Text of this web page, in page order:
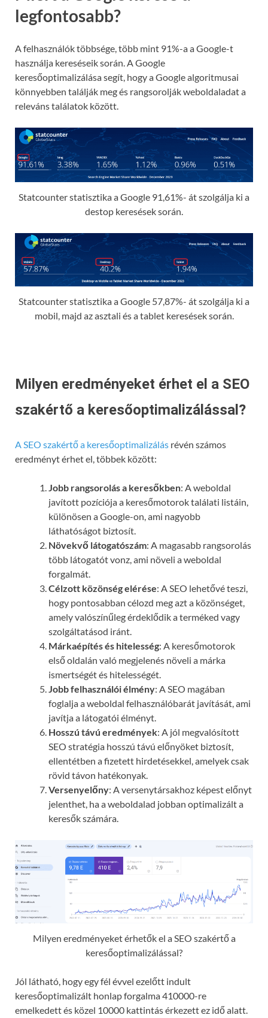
legfontosabb?
A felhasználók többsége, több mint 91%-a a Google-t
használja kereséseik során. A Google
keresőoptimalizálása segít, hogy a Google algoritmusai
könnyebben találják meg és rangsorolják weboldaladat a
releváns találatok között.
Statcounter statisztika a Google 91,61%- át szolgálja ki a
destop keresések során.
Statcounter statisztika a Google 57,87%- át szolgálja ki a
mobil, majd az asztali és a tablet keresések során.
Milyen eredményeket érhet el a SEO
szakértő a keresőoptimalizálással?
A SEO szakértő a keresőoptimalizálás révén számos
eredményt érhet el, többek között:
Jobb rangsorolás a keresőkben: A weboldal
javított pozíciója a keresőmotorok találati listáin,
különösen a Google-on, ami nagyobb
láthatóságot biztosít.
Növekvő látogatószám: A magasabb rangsorolás
több látogatót vonz, ami növeli a weboldal
forgalmát.
Célzott közönség elérése: A SEO lehetővé teszi,
hogy pontosabban célozd meg azt a közönséget,
amely valószínűleg érdeklődik a terméked vagy
szolgáltatásod iránt.
Márkaépítés és hitelesség: A keresőmotorok
első oldalán való megjelenés növeli a márka
ismertségét és hitelességét.
Jobb felhasználói élmény: A SEO magában
foglalja a weboldal felhasználóbarát javítását, ami
javítja a látogatói élményt.
Hosszú távú eredmények: A jól megvalósított
SEO stratégia hosszú távú előnyöket biztosít,
ellentétben a fizetett hirdetésekkel, amelyek csak
rövid távon hatékonyak.
Versenyelőny: A versenytársakhoz képest előnyt
jelenthet, ha a weboldalad jobban optimalizált a
keresők számára.
Milyen eredményeket érhetők el a SEO szakértő a
keresőoptimalizálással?
Jól látható, hogy egy fél évvel ezelőtt indult
keresőoptimalizált honlap forgalma 410000-re
emelkedett és közel 10000 kattintás érkezett ez idő alatt.